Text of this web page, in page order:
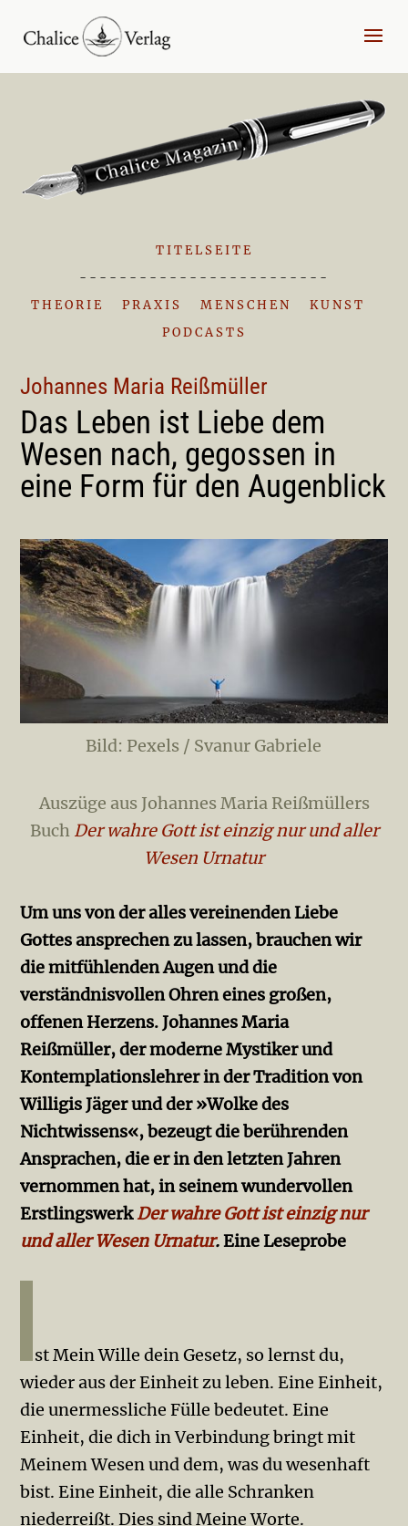
TITELSEITE
-------------------------
THEORIE
PRAXIS MENSCHEN KUNST
PODCASTS
Johannes Maria Reißmüller
Das Leben ist Liebe dem
Wesen nach, gegossen in
eine Form für den Augenblick
Bild: Pexels / Svanur Gabriele
Auszüge aus Johannes Maria Reißmüllers
Buch Der wahre Gott ist einzig nur und aller
Wesen Urnatur
Um uns von der alles vereinenden Liebe
Gottes ansprechen zu lassen, brauchen wir
die mitfühlenden Augen und die
verständnisvollen Ohren eines großen,
offenen Herzens. Johannes Maria
Reißmüller, der moderne Mystiker und
Kontemplationslehrer in der Tradition von
Willigis Jäger und der »Wolke des
Nichtwissens«, bezeugt die berührenden
Ansprachen, die er in den letzten Jahren
vernommen hat, in seinem wundervollen
ErstlingswerkDer wahre Gott ist einzig nur
und aller Wesen Urnatur.Eine Leseprobe
st Mein Wille dein Gesetz, so lernst du,
wieder aus der Einheit zu leben. Eine Einheit,
die unermessliche Fülle bedeutet. Eine
Einheit, die dich in Verbindung bringt mit
Meinem Wesen und dem, was du wesenhaft
bist. Eine Einheit, die alle Schranken
niederreißt. Dies sind Meine Worte.